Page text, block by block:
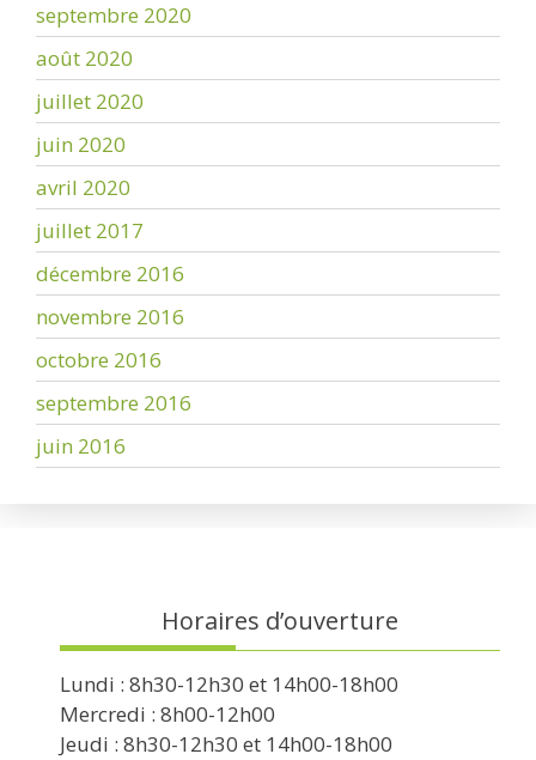
septembre 2020
août 2020
juillet 2020
juin 2020
avril 2020
juillet 2017
décembre 2016
novembre 2016
octobre 2016
septembre 2016
juin 2016
Horaires d’ouverture
Lundi : 8h30-12h30 et 14h00-18h00
Mercredi : 8h00-12h00
Jeudi : 8h30-12h30 et 14h00-18h00